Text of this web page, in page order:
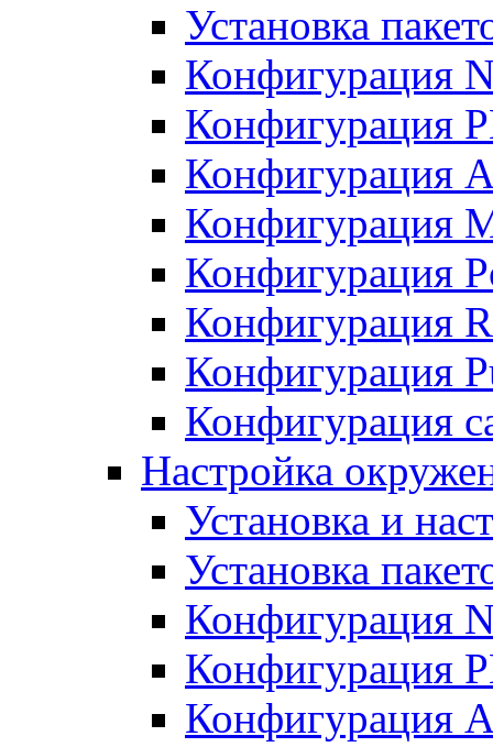
Установка
Конфигурация
Конфигурация
Конфигурация
Конфигурация
Конфигурация
Конфигурация
Конфигурация
Конфигурация
Настройка
Установка и
Установка
Конфигурация
Конфигурация
Конфигурация